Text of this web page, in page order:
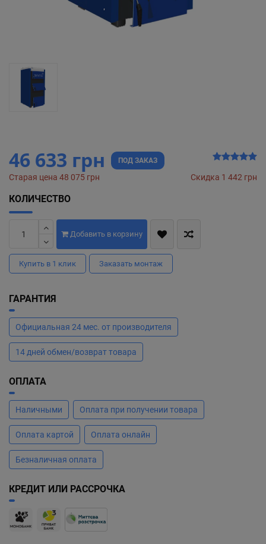
46 633 грн ПОД ЗАКАЗ
Старая цена 48 075 грн Скидка 1 442 грн
КОЛИЧЕСТВО
Добавить в корзину
Купить в 1 клик Заказать монтаж
ГАРАНТИЯ
Официальная 24 мес. от производителя
14 дней обмен/возврат товара
ОПЛАТА
Наличными Оплата при получении товара
Оплата картой Оплата онлайн
Безналичная оплата
КРЕДИТ ИЛИ РАССРОЧКА